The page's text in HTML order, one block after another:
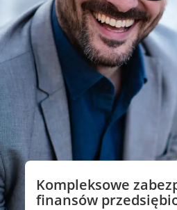
Kompleksowe
finansów